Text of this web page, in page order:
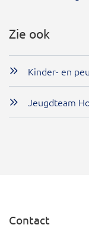
Zie ook
Kinder- en
Jeugdteam
Contact